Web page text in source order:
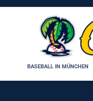
Skip
BASEBALL IN MÜNCHEN